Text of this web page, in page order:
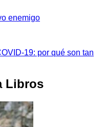
enemigo
19: por qué son tan